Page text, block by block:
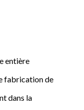
entière
fabrication de
dans la